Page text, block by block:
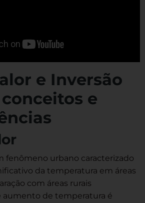
e Inversão
e
fenômeno urbano caracterizado
da temperatura em áreas
com áreas rurais
aumento de temperatura é